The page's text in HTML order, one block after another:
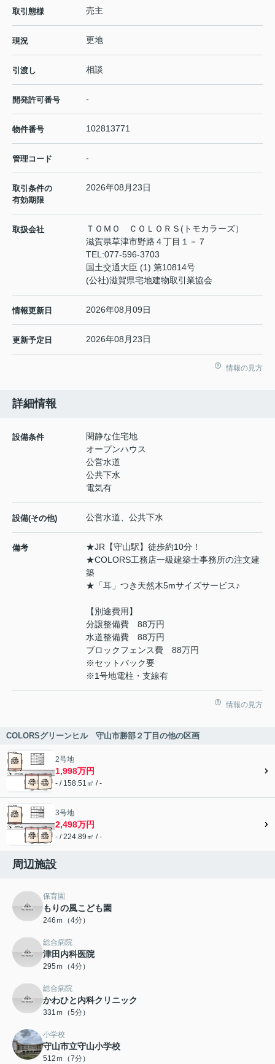
取引態様 売主
現況 更地
引渡し 相談
開発許可番号 -
物件番号 102813771
管理コード -
取引条件の
有効期限
2026年08月23日
取扱会社
ＴＯＭＯ ＣＯＬＯＲＳ(トモカラーズ）
滋賀県草津市野路４丁目１－７
TEL:077-596-3703
国土交通大臣 (1) 第10814号
(公社)滋賀県宅地建物取引業協会
情報更新日 2026年08月09日
更新予定日 2026年08月23日
情報の見方
詳細情報
設備条件
閑静な住宅地
オープンハウス
公営水道
公共下水
電気有
設備(その他) 公営水道、公共下水
備考
★JR【守山駅】徒歩約10分！
★COLORS工務店一級建築士事務所の注文建
築
★「耳」つき天然木5mサイズサービス♪
【別途費用】
分譲整備費 88万円
水道整備費 88万円
ブロックフェンス費 88万円
※セットバック要
※1号地電柱・支線有
情報の見方
COLORSグリーンヒル 守山市勝部２丁目の他の区画
2号地
1,998万円
- / 158.51㎡ / -
3号地
2,498万円
- / 224.89㎡ / -
周辺施設
保育園
もりの風こども園
246ｍ（4分）
総合病院
津田内科医院
295ｍ（4分）
総合病院
かわひと内科クリニック
331ｍ（5分）
小学校
守山市立守山小学校
512ｍ（7分）